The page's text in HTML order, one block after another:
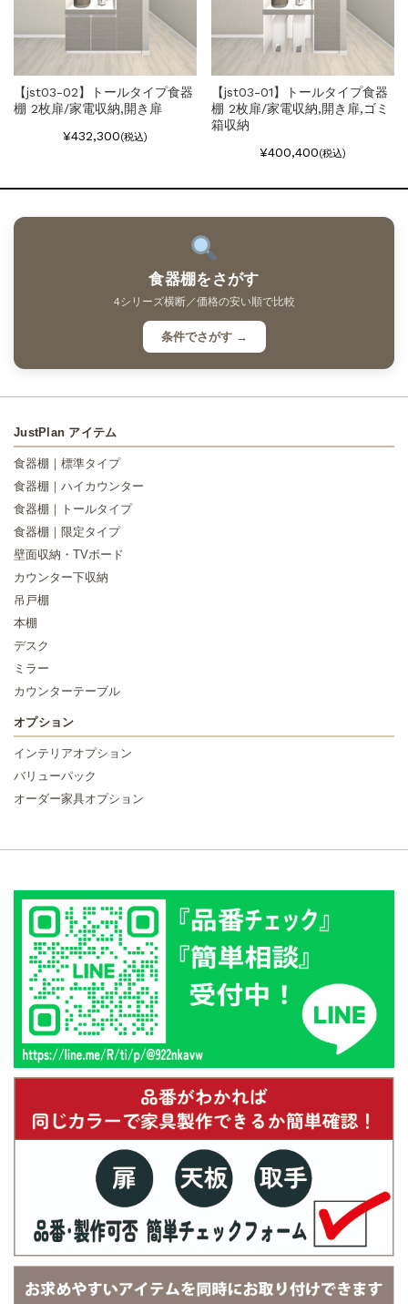
【jst03-02】トールタイプ食器
棚 2枚扉/家電収納,開き扉
¥432,300(税込)
【jst03-01】トールタイプ食器
棚 2枚扉/家電収納,開き扉,ゴミ
箱収納
¥400,400(税込)
食器棚をさがす
4シリーズ横断／価格の安い順で比較
条件でさがす →
JustPlan アイテム
食器棚｜標準タイプ
食器棚｜ハイカウンター
食器棚｜トールタイプ
食器棚｜限定タイプ
壁面収納・TVボード
カウンター下収納
吊戸棚
本棚
デスク
ミラー
カウンターテーブル
オプション
インテリアオプション
バリューパック
オーダー家具オプション